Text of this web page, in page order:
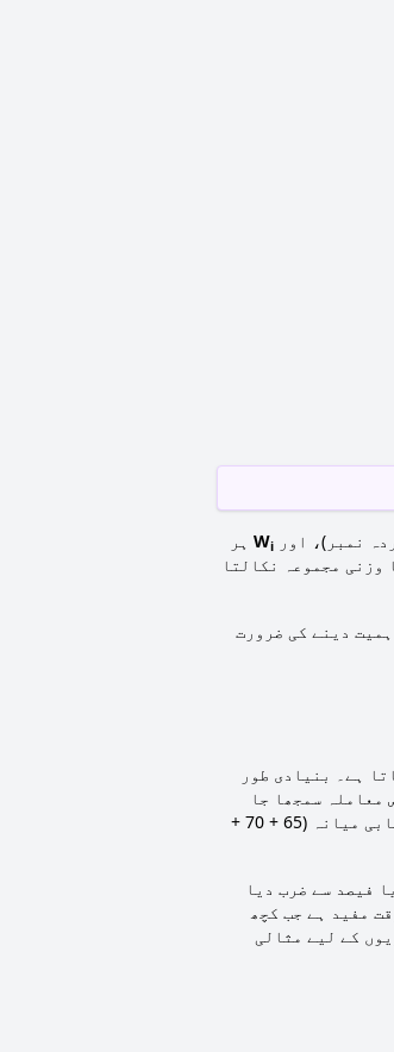
نمبر)، اور Wi
ہر
وزنی مجموعہ نکالتا
دینے کی ضرورت
ہے۔ بنیادی طور
معاملہ سمجھا جا
سکتا ہے جس میں تمام قدروں کا وزن برابر ہوتا ہے۔ مثال کے طور پر، اگر ہمارے پاس چار قدریں ہیں: 65، 70، 43، اور 54، تو حسابی میانہ (65 + 70 +
فیصد سے ضرب دیا
مفید ہے جب کچھ
کے لیے مثالی